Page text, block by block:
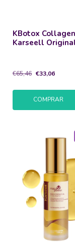
KBotox
Karseell
€65,46 €33,06
COMPRAR